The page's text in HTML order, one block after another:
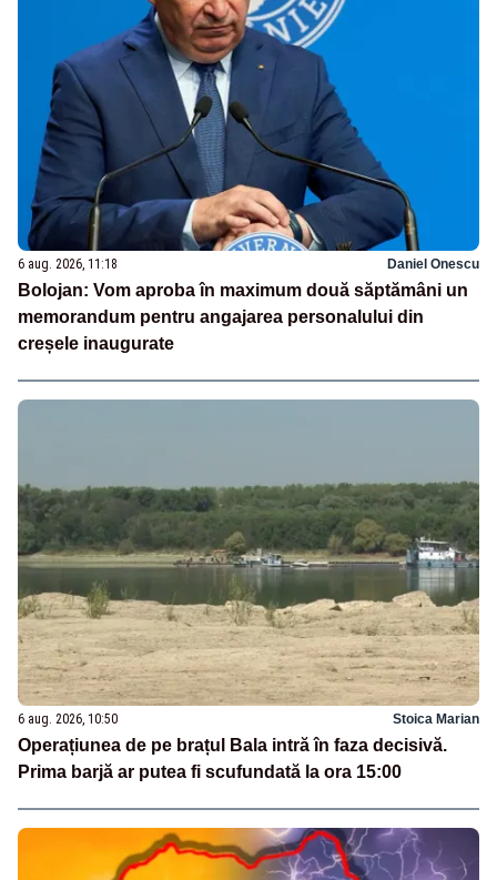
6 aug. 2026, 11:18 Daniel Onescu
Bolojan: Vom aproba în maximum două săptămâni un
memorandum pentru angajarea personalului din
creșele inaugurate
6 aug. 2026, 10:50 Stoica Marian
Operațiunea de pe brațul Bala intră în faza decisivă.
Prima barjă ar putea fi scufundată la ora 15:00